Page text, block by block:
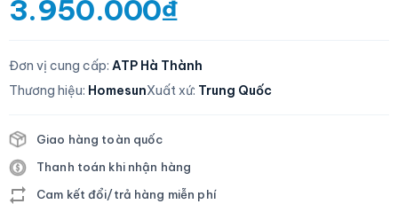
3.950.000₫
Đơn vị cung cấp: ATP Hà Thành
Thương hiệu: HomesunXuất xứ: Trung Quốc
Giao hàng toàn quốc
Thanh toán khi nhận hàng
Cam kết đổi/trả hàng miễn phí